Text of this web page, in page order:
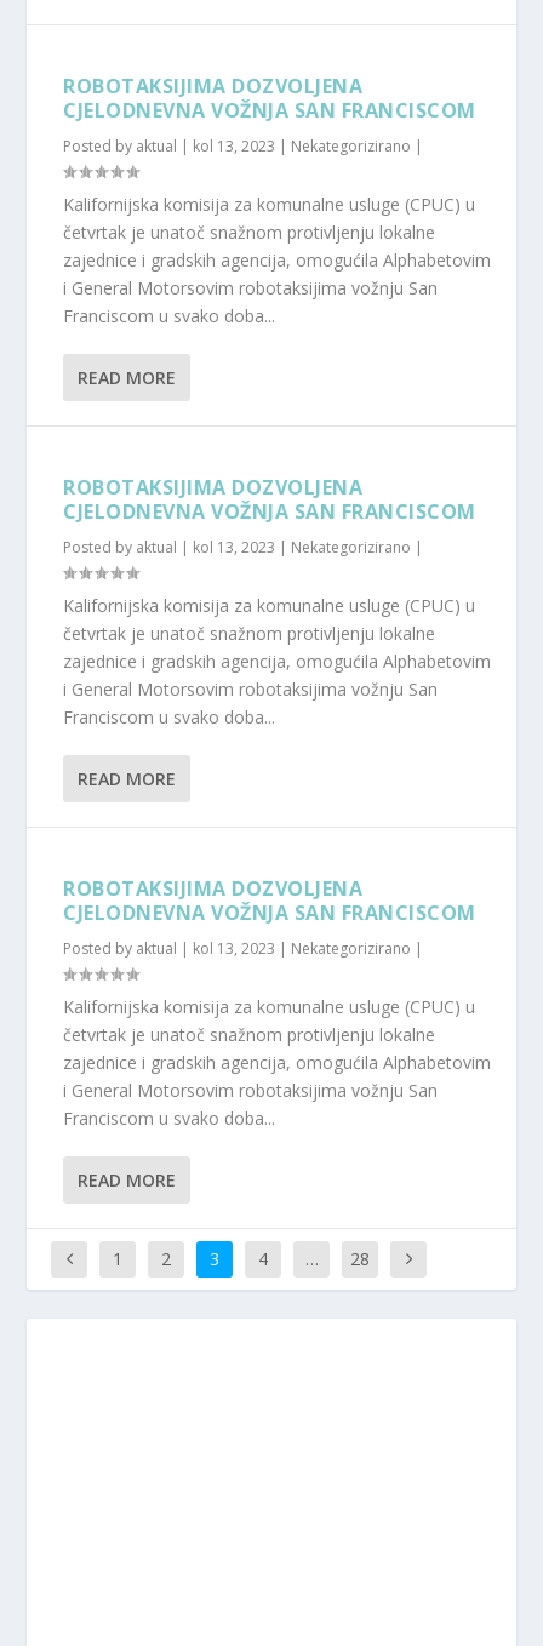
ROBOTAKSIJIMA DOZVOLJENA
CJELODNEVNA VOŽNJA SAN FRANCISCOM
Posted by aktual | kol 13, 2023 | Nekategorizirano |
Kalifornijska komisija za komunalne usluge (CPUC) u
četvrtak je unatoč snažnom protivljenju lokalne
zajednice i gradskih agencija, omogućila Alphabetovim
i General Motorsovim robotaksijima vožnju San
Franciscom u svako doba...
READ MORE
ROBOTAKSIJIMA DOZVOLJENA
CJELODNEVNA VOŽNJA SAN FRANCISCOM
Posted by aktual | kol 13, 2023 | Nekategorizirano |
Kalifornijska komisija za komunalne usluge (CPUC) u
četvrtak je unatoč snažnom protivljenju lokalne
zajednice i gradskih agencija, omogućila Alphabetovim
i General Motorsovim robotaksijima vožnju San
Franciscom u svako doba...
READ MORE
ROBOTAKSIJIMA DOZVOLJENA
CJELODNEVNA VOŽNJA SAN FRANCISCOM
Posted by aktual | kol 13, 2023 | Nekategorizirano |
Kalifornijska komisija za komunalne usluge (CPUC) u
četvrtak je unatoč snažnom protivljenju lokalne
zajednice i gradskih agencija, omogućila Alphabetovim
i General Motorsovim robotaksijima vožnju San
Franciscom u svako doba...
READ MORE
1 2 3 4 … 28